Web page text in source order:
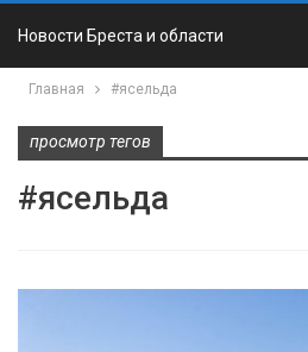
Новости Бреста и области
Главная #ясельда
просмотр тегов
#ясельда